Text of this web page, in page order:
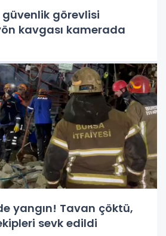
görevlisi
kavgası kamerada
yangın! Tavan çöktü,
sevk edildi